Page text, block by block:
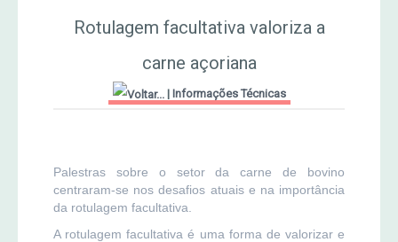
Jornal Agricultor 2000
MERCADO AGRÍCOLA DE SANTANA
Rotulagem facultativa valoriza a
carne açoriana
| Informações Técnicas
Palestras sobre o setor da carne de bovino
centraram-se nos desafios atuais e na importância
da rotulagem facultativa.
A rotulagem facultativa é uma forma de valorizar e